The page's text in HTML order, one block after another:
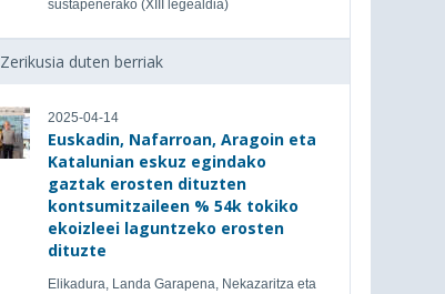
sustapenerako (XIII legealdia)
Zerikusia duten berriak
2025-04-14
Euskadin, Nafarroan, Aragoin eta
Katalunian eskuz egindako
gaztak erosten dituzten
kontsumitzaileen % 54k tokiko
ekoizleei laguntzeko erosten
dituzte
Elikadura, Landa Garapena, Nekazaritza eta